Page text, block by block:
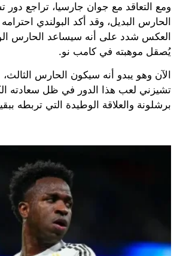
ومع التعاقد مع جوان جارسيا، تراجع دور
الحارس البديل، وقد أكد البولندي
العكس شدد على أنه سيساعد الحارس
يُصقل موهبته في كامب نو.
الآن وهو يبدو أنه سيكون الحارس الثالث،
تشيزني لعب هذا الدور في ظل سعادته
برشلونة والعلاقة الوطيدة التي تربطه